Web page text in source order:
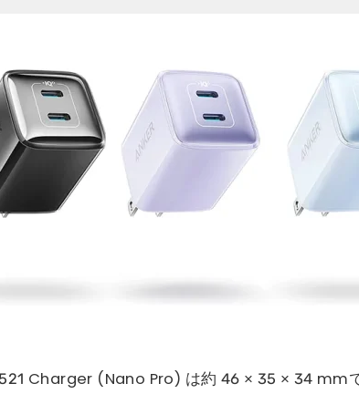
Charger (Nano Pro) は約 46 × 35 × 34 mm